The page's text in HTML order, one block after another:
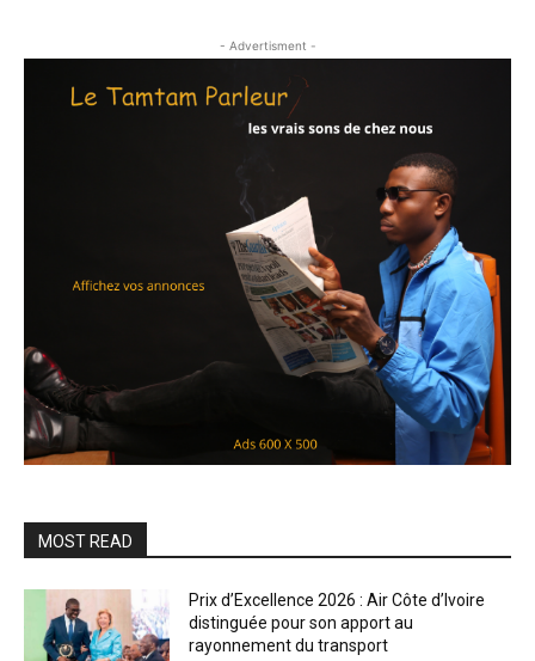
- Advertisment -
MOST READ
Prix d’Excellence 2026 : Air Côte d’Ivoire
distinguée pour son apport au
rayonnement du transport